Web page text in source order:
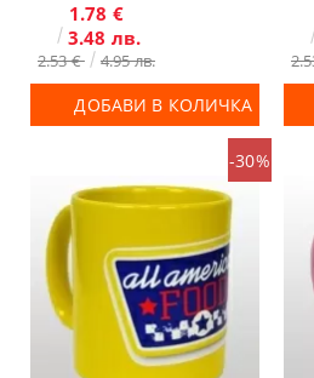
1.78 €
3.48 лв.
2.53 € 4.95 лв.
ДОБАВИ В КОЛИЧКА
-30%